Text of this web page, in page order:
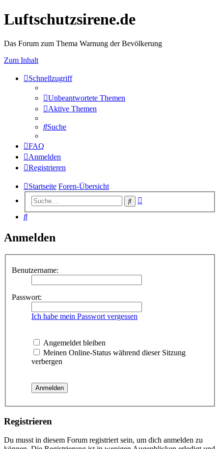
Luftschutzsirene.de
Das Forum zum Thema Warnung der Bevölkerung
Zum Inhalt
Schnellzugriff
Unbeantwortete Themen
Aktive Themen
Suche
FAQ
Anmelden
Registrieren
Startseite Foren-Übersicht
Suche
Suche
Anmelden
Benutzername:
Passwort:
Ich habe mein Passwort vergessen
Angemeldet bleiben
Meinen Online-Status während dieser Sitzung
verbergen
Registrieren
Du musst in diesem Forum registriert sein, um dich anmelden zu